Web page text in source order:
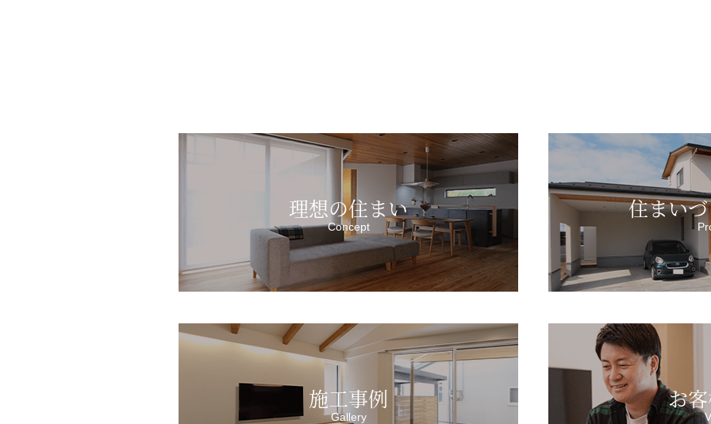
理想の住まい
Concept
住まい
施工事例
Gallery
お